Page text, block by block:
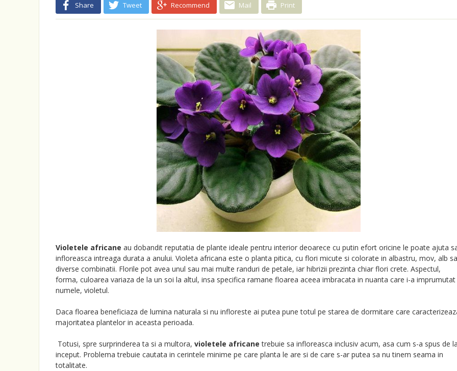
Share Tweet Recommend Mail Print
Violetele africane au dobandit reputatia de plante ideale pentru interior deoarece cu putin efort oricine le poate ajuta
infloreasca intreaga durata a anului. Violeta africana este o planta pitica, cu flori micute si colorate in albastru, mov, alb
diverse combinatii. Florile pot avea unul sau mai multe randuri de petale, iar hibrizii prezinta chiar flori crete. Aspectul,
forma, culoarea variaza de la un soi la altul, insa specifica ramane floarea aceea imbracata in nuanta care i-a imprumutat
numele, violetul.
Daca floarea beneficiaza de lumina naturala si nu infloreste ai putea pune totul pe starea de dormitare care
majoritatea plantelor in aceasta perioada.
Totusi, spre surprinderea ta si a multora, violetele africane trebuie sa infloreasca inclusiv acum, asa cum s-a spus de
inceput. Problema trebuie cautata in cerintele minime pe care planta le are si de care s-ar putea sa nu tinem seama in
totalitate.